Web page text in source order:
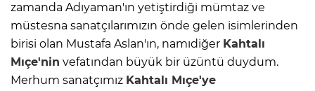
zamanda Adıyaman'ın yetiştirdiği mümtaz ve
müstesna sanatçılarımızın önde gelen isimlerinden
birisi olan Mustafa Aslan'ın, namıdiğer Kahtalı
Mıçe'nin vefatından büyük bir üzüntü duydum.
Merhum sanatçımız Kahtalı Mıçe'ye